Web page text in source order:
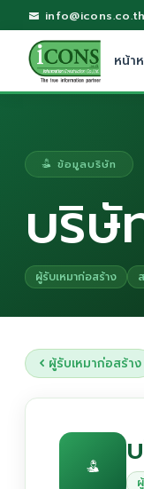
info@icons.co.th
หน้า
ข้อมูลบริษัท
บริษั
ผู้รับเหมาก่อสร้าง
ผู้รับเหมาก่อสร้าง